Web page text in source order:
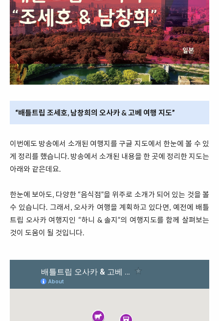
“배틀트립 조세호, 남창희의 오사카 & 고베 여행 지도”
이번에도 방송에서 소개된 여행지를 구글 지도에서 한눈에 볼 수 있
게 정리를 했습니다. 방송에서 소개된 내용을 한 곳에 정리한 지도는
아래와 같은데요.
한눈에 보아도, 다양한 “음식점”을 위주로 소개가 되어 있는 것을 볼
수 있습니다. 그래서, 오사카 여행을 계획하고 있다면, 예전에 배틀
트립 오사카 여행지인 “하니 & 솔지”의 여행지도를 함께 살펴보는
것이 도움이 될 것입니다.